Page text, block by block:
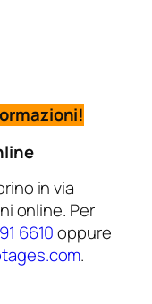
in via
online. Per
6610oppure
.